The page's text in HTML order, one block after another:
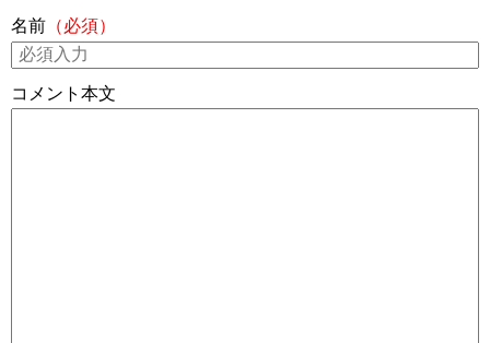
名前 （必須）
コメント本文